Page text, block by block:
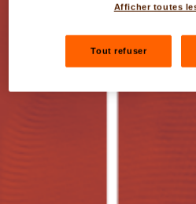
Afficher toutes
Tout refuser